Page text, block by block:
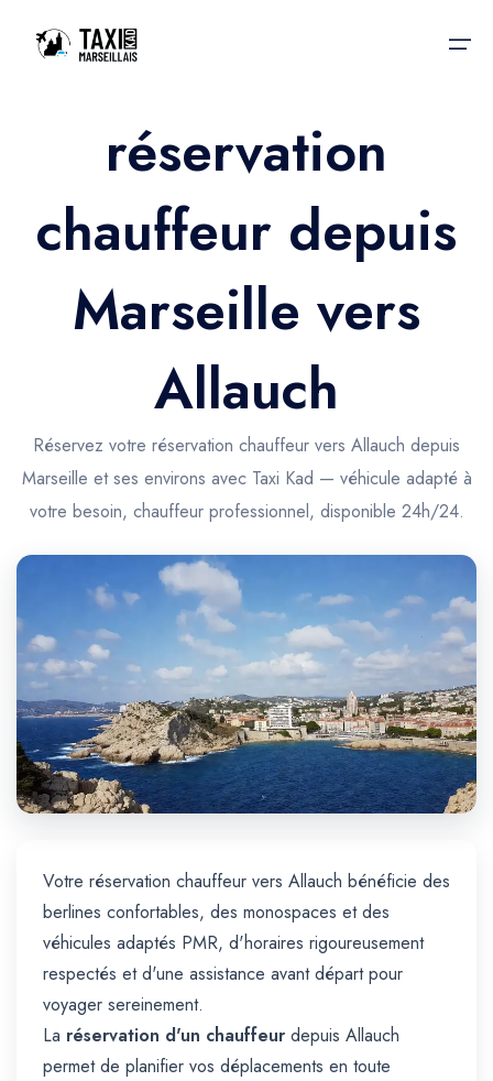
Accueil
Nos services
Nos services
Trajet Gare SNCF
Trajet Port croisière
Trajet Séminaire
Trajet Santé
Trajet Longue Distance
Réservation
Actualités & évènements
Contactez-nous
réservation
chauffeur depuis
Marseille vers
Allauch
Réservez votre réservation chauffeur vers Allauch depuis
Marseille et ses environs avec Taxi Kad — véhicule adapté à
votre besoin, chauffeur professionnel, disponible 24h/24.
Votre réservation chauffeur vers Allauch bénéficie des
berlines confortables, des monospaces et des
véhicules adaptés PMR, d'horaires rigoureusement
respectés et d'une assistance avant départ pour
voyager sereinement.
La réservation d'un chauffeur depuis Allauch
permet de planifier vos déplacements en toute